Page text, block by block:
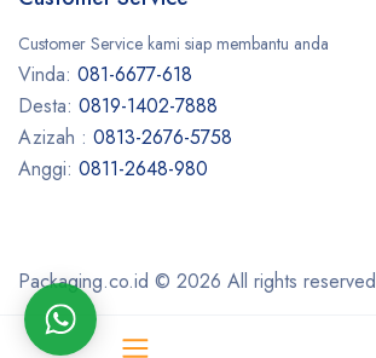
Customer Service kami siap membantu anda
Vinda: 081-6677-618
Desta: 0819-1402-7888
Azizah : 0813-2676-5758
Anggi: 0811-2648-980
Packaging.co.id © 2026 All rights reserved